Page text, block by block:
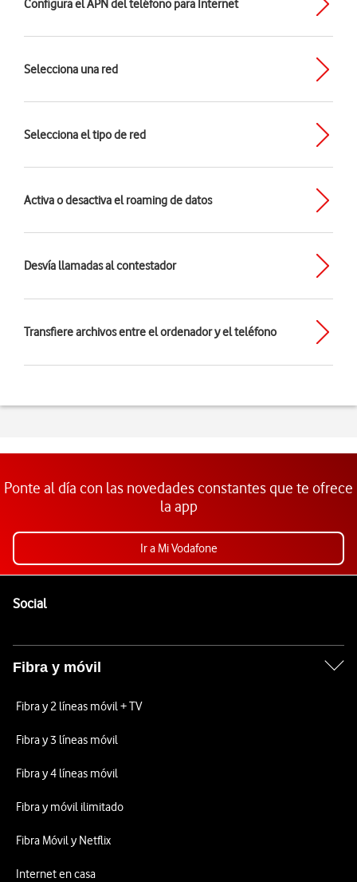
Configura el APN del teléfono para Internet
Selecciona una red
Selecciona el tipo de red
Activa o desactiva el roaming de datos
Desvía llamadas al contestador
Transfiere archivos entre el ordenador y el teléfono
Ponte al día con las novedades constantes que te ofrece
la app
Ir a Mi Vodafone
SocialEnlaces a las redes sociales de Vodafone
Fibra y móvil
Fibra y 2 líneas móvil + TV
Fibra y 3 líneas móvil
Fibra y 4 líneas móvil
Fibra y móvil ilimitado
Fibra Móvil y Netflix
Internet en casa